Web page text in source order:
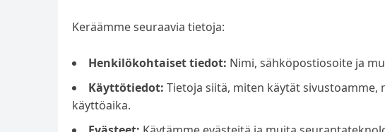
Keräämme seuraavia tietoja:
Henkilökohtaiset tiedot: Nimi, sähköpostiosoite ja
Käyttötiedot: Tietoja siitä, miten käytät sivustoamme,
käyttöaika.